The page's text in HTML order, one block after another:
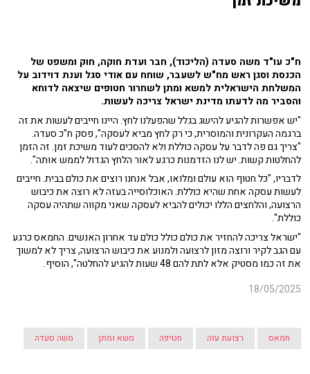
ח"כ עו"ד משה סעדה (הליכוד), חבר ועדת חוקה, חוק ומשפט של
הכנסת וסגן ראש מח"ש לשעבר, שוחח עם אודי סגל וענת דוידוב על
המשלחת הישראלית למשא ומתן לשחרור חטופים שיצאה לדוחא
והסביר מה לדעתו מדינת ישראל צריכה לעשות.
"יש אפשרות להגיע להישג בגלל שהפעלנו לחץ. היינו חייבים לעשות את זה
ברגמה העקרונית והמוסרית, כי רק לחץ מביא לעסקה", פסק ח"כ סעדה.
"צריך גם פה לדבר על עסקה כוללת ולא להסכים לעוד משיכת זמן. זה הזמן
להחלטות קשות. יש לנו הזדמנות כרגע לאור הלחץ הגדול לממש אותה".
לדבריו, "כל חטוף הוא עולם ומלואו, אבל אנחנו רוצים את כולם בבית. חייבים
לעשות עסקה אחת שהיא כוללת. האוכלוסייה בעזה לא רוצה את כיבוש
הרצועה, והלחצים הללו יכולים להביא לעסקה שאני מקווה שתהיה עסקה
כוללת".
"ישראל צריכה להחזיר את כולם כולל כולם עד אחרון האנשים. החמאס כרגע
עם הגב לקיר ורוצה מזון לרצועה ולמנוע את כיבוש הרצועה, צריך לא למשוך
את זה כמו מסטיק אלא לתת להם 48 שעות להגיע להחלטה", הוסיף.
18/05/2025
חמאס רצועת עזה חטיפה משא ומתן משה סעדה